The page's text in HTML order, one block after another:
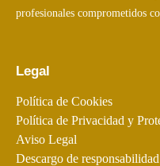
profesionales comprometidos
Legal
Política de Cookies
Política de Privacidad y
Aviso Legal
Descargo de responsabilidad